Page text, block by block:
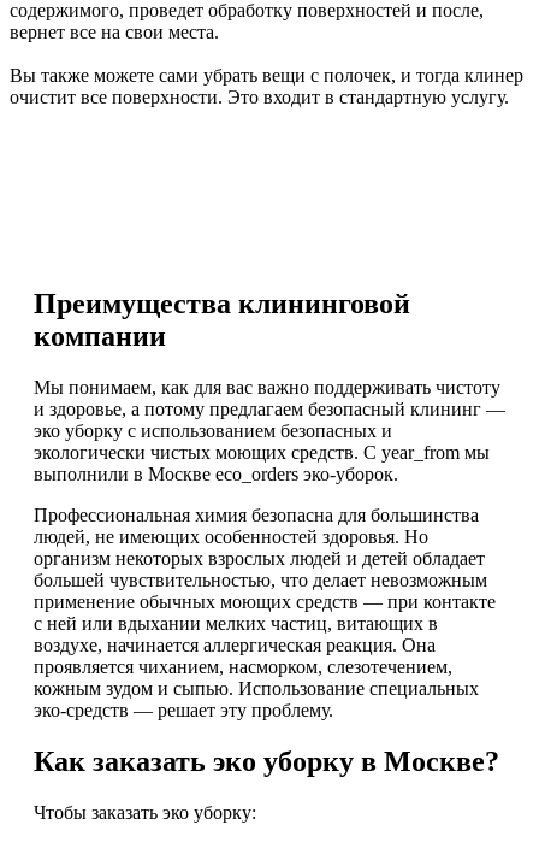
содержимого, проведет обработку поверхностей и после,
вернет все на свои места.
Вы также можете сами убрать вещи с полочек, и тогда клинер
очистит все поверхности. Это входит в стандартную услугу.
Преимущества клининговой
компании
Мы понимаем, как для вас важно поддерживать чистоту
и здоровье, а потому предлагаем безопасный клининг —
эко уборку с использованием безопасных и
экологически чистых моющих средств. С year_from мы
выполнили в Москве eco_orders эко-уборок.
Профессиональная химия безопасна для большинства
людей, не имеющих особенностей здоровья. Но
организм некоторых взрослых людей и детей обладает
большей чувствительностью, что делает невозможным
применение обычных моющих средств — при контакте
с ней или вдыхании мелких частиц, витающих в
воздухе, начинается аллергическая реакция. Она
проявляется чиханием, насморком, слезотечением,
кожным зудом и сыпью. Использование специальных
эко-средств — решает эту проблему.
Как заказать эко уборку в Москве?
Чтобы заказать эко уборку: